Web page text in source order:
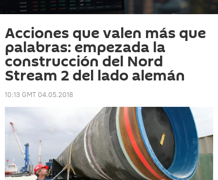
Acciones que valen más que
palabras: empezada la
construcción del Nord
Stream 2 del lado alemán
10:13 GMT 04.05.2018